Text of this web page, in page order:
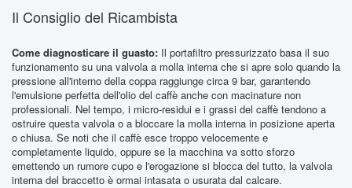
Il Consiglio del Ricambista
Come diagnosticare il guasto: Il portafiltro pressurizzato basa il suo
funzionamento su una valvola a molla interna che si apre solo quando la
pressione all'interno della coppa raggiunge circa 9 bar, garantendo
l'emulsione perfetta dell'olio del caffè anche con macinature non
professionali. Nel tempo, i micro-residui e i grassi del caffè tendono a
ostruire questa valvola o a bloccare la molla interna in posizione aperta
o chiusa. Se noti che il caffè esce troppo velocemente e
completamente liquido, oppure se la macchina va sotto sforzo
emettendo un rumore cupo e l'erogazione si blocca del tutto, la valvola
interna del braccetto è ormai intasata o usurata dal calcare.